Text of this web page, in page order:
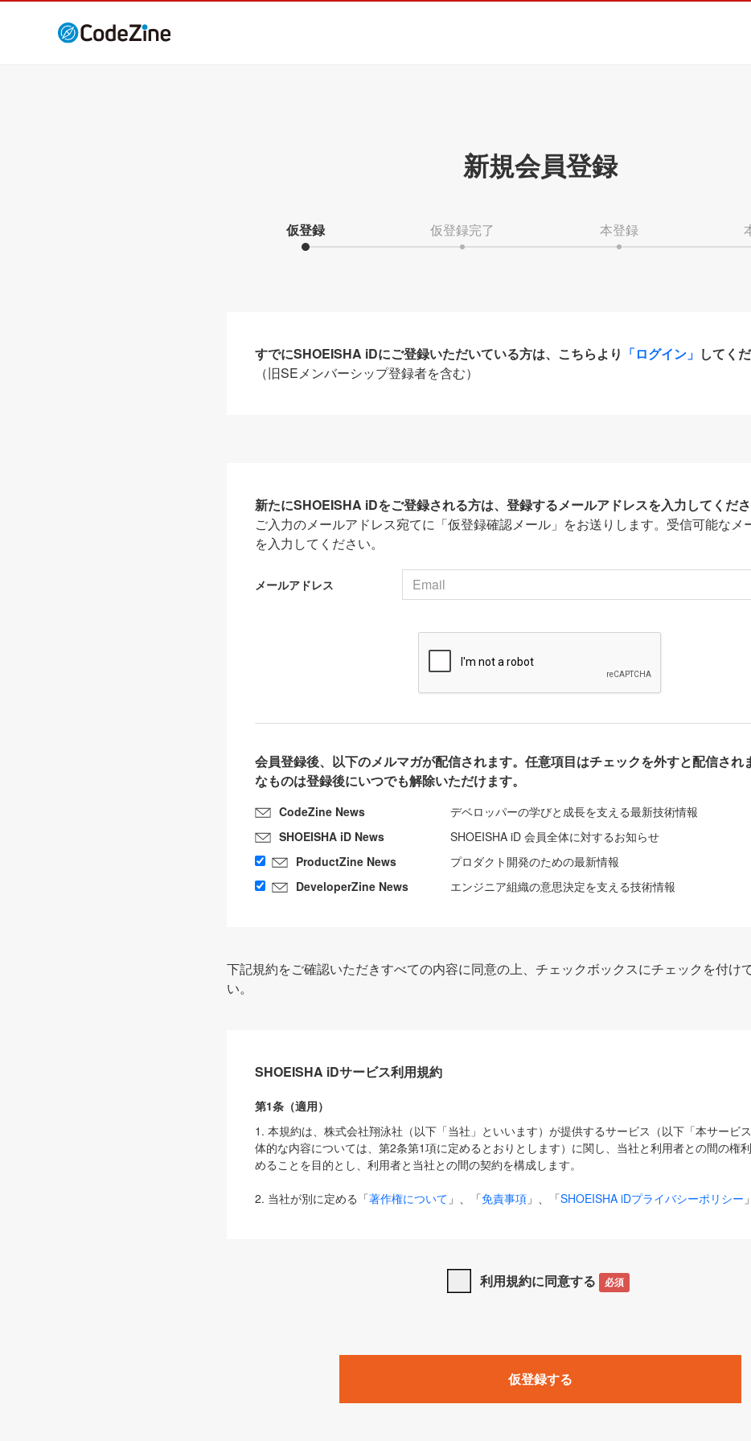
新規会員登録
仮登録 仮登録完了 本登録
すでにSHOEISHA iDにご登録いただいている方は、こちらより 「ログイン」 してく
（旧SEメンバーシップ登録者を含む）
新たにSHOEISHA iDをご登録される方は、登録するメールアドレスを入力してくださ
ご入力のメールアドレス宛てに「仮登録確認メール」をお送りします。受信可能なメ
を入力してください。
メールアドレス
会員登録後、以下のメルマガが配信されます。任意項目はチェックを外すと配信され
なものは登録後にいつでも解除いただけます。
CodeZine News
デベロッパーの学びと成長を支える最新技術情報
SHOEISHA iD News
SHOEISHA iD 会員全体に対するお知らせ
ProductZine News
プロダクト開発のための最新情報
DeveloperZine News
エンジニア組織の意思決定を支える技術情報
下記規約をご確認いただきすべての内容に同意の上、チェックボックスにチェックを付け
い。
SHOEISHA iDサービス利用規約
第1条（適用）
1. 本規約は、株式会社翔泳社（以下「当社」といいます）が提供するサービス（以下「本サービ
体的な内容については、第2条第1項に定めるとおりとします）に関し、当社と利用者との間の権
めることを目的とし、利用者と当社との間の契約を構成します。
2. 当社が別に定める「著作権について 」、「免責事項 」、「SHOEISHA iDプライバシーポリシー
は、本規約の規定が優先して適用されるものとします。
1. 「本サービス」とは、当社が提供する以下のサービス（名称や内容が変更された場合、変更後の
みます）及びこれらサービスに関連して当社が実施するイベントやキャンペーンをいいます。
「SEBook」「SEShop」「CodeZine」「MarkeZine」「EnterpriseZine」「ECzine」「Biz/Zine」
利用規約に同意する 必須
仮登録する